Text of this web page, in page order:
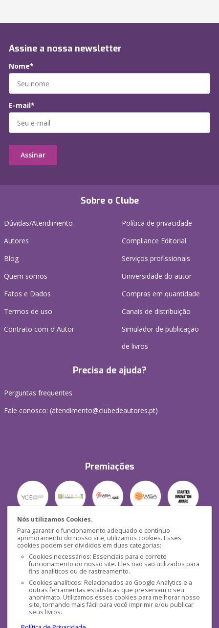
Nós utilizamos Cookies.
Para garantir o funcionamento adequado e contínuo
aprimoramento do nosso site, utilizamos cookies. Esses
cookies podem ser divididos em duas categorias:
Cookies necessários: Essenciais para o correto
funcionamento do nosso site. Eles não são utilizados para
fins analíticos ou de rastreamento.
Cookies analíticos: Relacionados ao Google Analytics e a
outras ferramentas estatísticas que preservam o seu
anonimato. Utilizamos esses cookies para melhorar nosso
site, tornando mais fácil para você imprimir e/ou publicar
seus livros.
Sobre o Clube
Dúvidas/Atendimento
Autores
Blog
Quem somos
Fatos e Dados
Termos de uso
Contrato com o Autor
Política de privacidade
Compliance Editorial
Serviços profissionais
Universidade do autor
Compras em quantidade
Canais de distribuição
Simulador de publicação
de livros
Precisa de ajuda?
Perguntas frequentes
Fale conosco: (atendimento@clubedeautores.pt)
Premiações
Segurança
Mídias Sociais
Assine a nossa newsletter
Nome*
E-mail*
Assinar